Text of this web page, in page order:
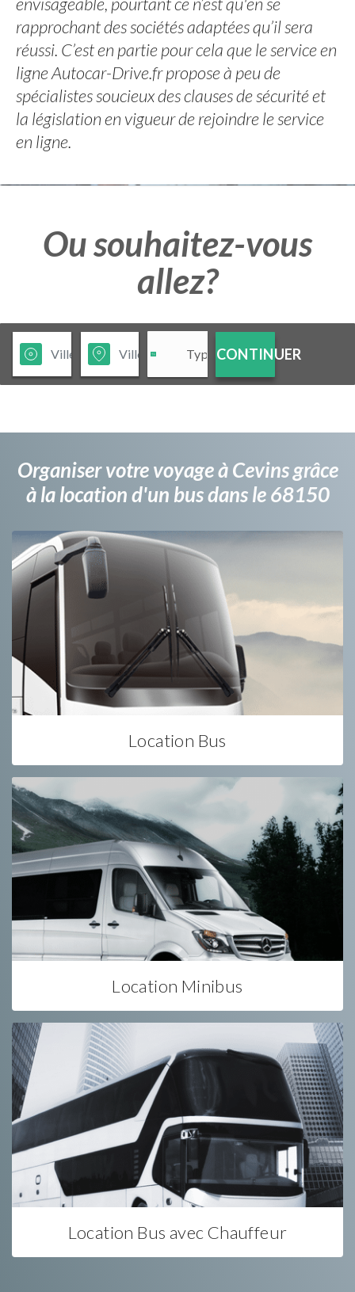
rapprochant des sociétés adaptées qu’il sera
réussi. C’est en partie pour cela que le service en
ligne Autocar-Drive.fr propose à peu de
spécialistes soucieux des clauses de sécurité et
la législation en vigueur de rejoindre le service
en ligne.
Ou souhaitez-vous
allez?
CONTINUER
Organiser votre voyage à Cevins grâce
à la location d'un bus dans le 68150
Location Bus
Location Minibus
Location Bus avec Chauffeur